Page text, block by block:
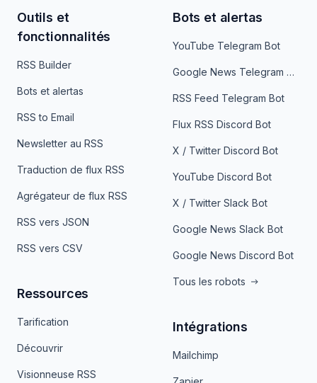
Outils et
fonctionnalités
RSS Builder
Bots et alertas
RSS to Email
Newsletter au RSS
Traduction de flux RSS
Agrégateur de flux RSS
RSS vers JSON
RSS vers CSV
Ressources
Tarification
Découvrir
Visionneuse RSS
Bots et alertas
YouTube Telegram Bot
Google News Telegram Bot
RSS Feed Telegram Bot
Flux RSS Discord Bot
X / Twitter Discord Bot
YouTube Discord Bot
X / Twitter Slack Bot
Google News Slack Bot
Google News Discord Bot
Tous les robots
Intégrations
Mailchimp